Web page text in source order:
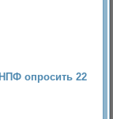
опросить 22